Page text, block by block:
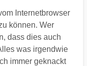
Internetbrowser
können. Wer
dass dies auch
was irgendwie
immer geknackt